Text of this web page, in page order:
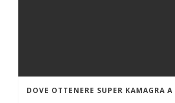
DOVE OTTENERE SUPER KAMAGRA